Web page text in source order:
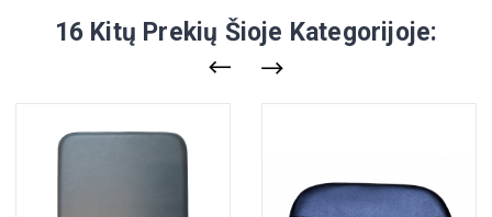
16 Kitų Prekių Šioje Kategorijoje: